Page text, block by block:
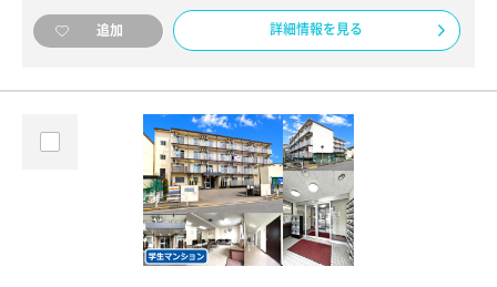
追加 詳細情報を見る